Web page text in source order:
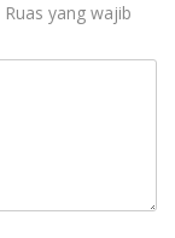
Ruas yang wajib